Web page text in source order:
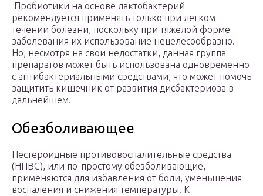
Пробиотики на основе лактобактерий
рекомендуется применять только при легком
течении болезни, поскольку при тяжелой форме
заболевания их использование нецелесообразно.
Но, несмотря на свои недостатки, данная группа
препаратов может быть использована одновременно
с антибактериальными средствами, что может помочь
защитить кишечник от развития дисбактериоза в
дальнейшем.
Обезболивающее
Нестероидные противовоспалительные средства
(НПВС), или по-простому обезболивающие,
применяются для избавления от боли, уменьшения
воспаления и снижения температуры. К